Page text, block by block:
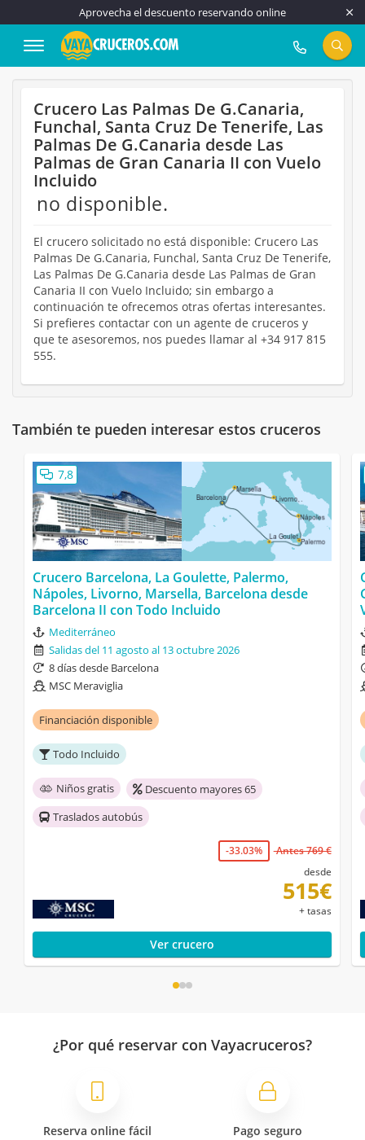
Aprovecha el descuento reservando online
917 815 555
Crucero Las Palmas De G.Canaria,
Funchal, Santa Cruz De Tenerife, Las
Palmas De G.Canaria desde Las
Palmas de Gran Canaria II con Vuelo
Incluido
no disponible.
El crucero solicitado no está disponible: Crucero Las
Palmas De G.Canaria, Funchal, Santa Cruz De Tenerife,
Las Palmas De G.Canaria desde Las Palmas de Gran
Canaria II con Vuelo Incluido; sin embargo a
continuación te ofrecemos otras ofertas interesantes.
Si prefieres contactar con un agente de cruceros y
que te asesoremos, nos puedes llamar al +34 917 815
555.
También te pueden interesar estos cruceros
7,8
Crucero Barcelona, La Goulette, Palermo,
Nápoles, Livorno, Marsella, Barcelona desde
Barcelona II con Todo Incluido
Mediterráneo
Salidas del 11 agosto al 13 octubre 2026
8 días desde Barcelona
MSC Meraviglia
Financiación disponible
Todo Incluido
Niños gratis
Descuento mayores 65
Traslados autobús
-33.03%
Antes 769 €
desde
515€
+ tasas
Ver crucero
¿Por qué reservar con Vayacruceros?
Reserva online fácil Pago seguro